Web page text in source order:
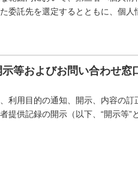
委託先を選定するとともに、個人
等およびお問い合わせ窓
利用目的の通知、開示、内容の訂
提供記録の開示（以下、“開示等”